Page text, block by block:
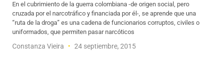
En el cubrimiento de la guerra colombiana -de origen social, pero
cruzada por el narcotráfico y financiada por él-, se aprende que una
“ruta de la droga” es una cadena de funcionarios corruptos, civiles o
uniformados, que permiten pasar narcóticos
Constanza Vieira 24 septiembre, 2015